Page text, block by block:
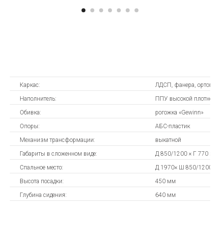
Каркас:
ЛДСП, фанера,
Наполнитель:
ППУ высокой
Обивка:
рогожка «Gewinn»
Опоры:
АБС-пластик
Механизм трансформации:
выкатной
Габариты в сложенном виде:
Д 850/1200 × Г 770 ×
Спальное место:
Д 1970× Ш 850/1200
Высота посадки:
450 мм
Глубина сидения:
640 мм